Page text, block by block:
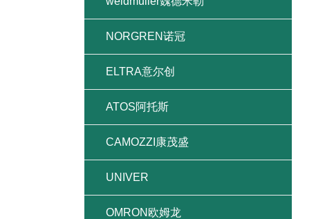
NORGREN诺冠
ELTRA意尔创
ATOS阿托斯
CAMOZZI康茂盛
UNIVER
OMRON欧姆龙